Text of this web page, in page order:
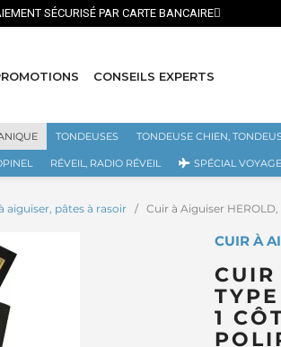
⭐ LIVRAISON GRATUITE EN FRANCE
CONSEILS EXPERTS
TONDEUSES TONDEUSE CHIEN,
RÉVEIL, RADIO RÉVEIL SPÉCIAL VOYAGE
aiguiser, pâtes à rasoir Cuir à Aiguiser
CUIR À
1